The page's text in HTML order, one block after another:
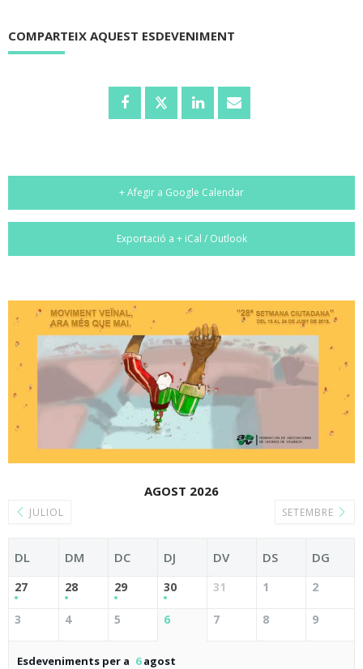
COMPARTEIX AQUEST ESDEVENIMENT
+ Afegir a Google Calendar
Exportació a + iCal / Outlook
JULIOL
AGOST 2026
SETEMBRE
DL DM DC DJ DV DS DG
27 28 29 30 31 1 2
3 4 5 6 7 8 9
Esdeveniments per a 6agost